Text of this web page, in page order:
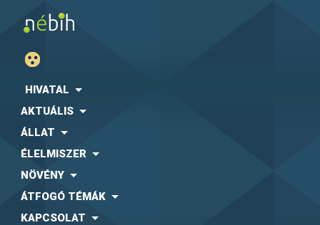
HIVATAL
AKTUÁLIS
ÁLLAT
ÉLELMISZER
NÖVÉNY
ÁTFOGÓ TÉMÁK
KAPCSOLAT